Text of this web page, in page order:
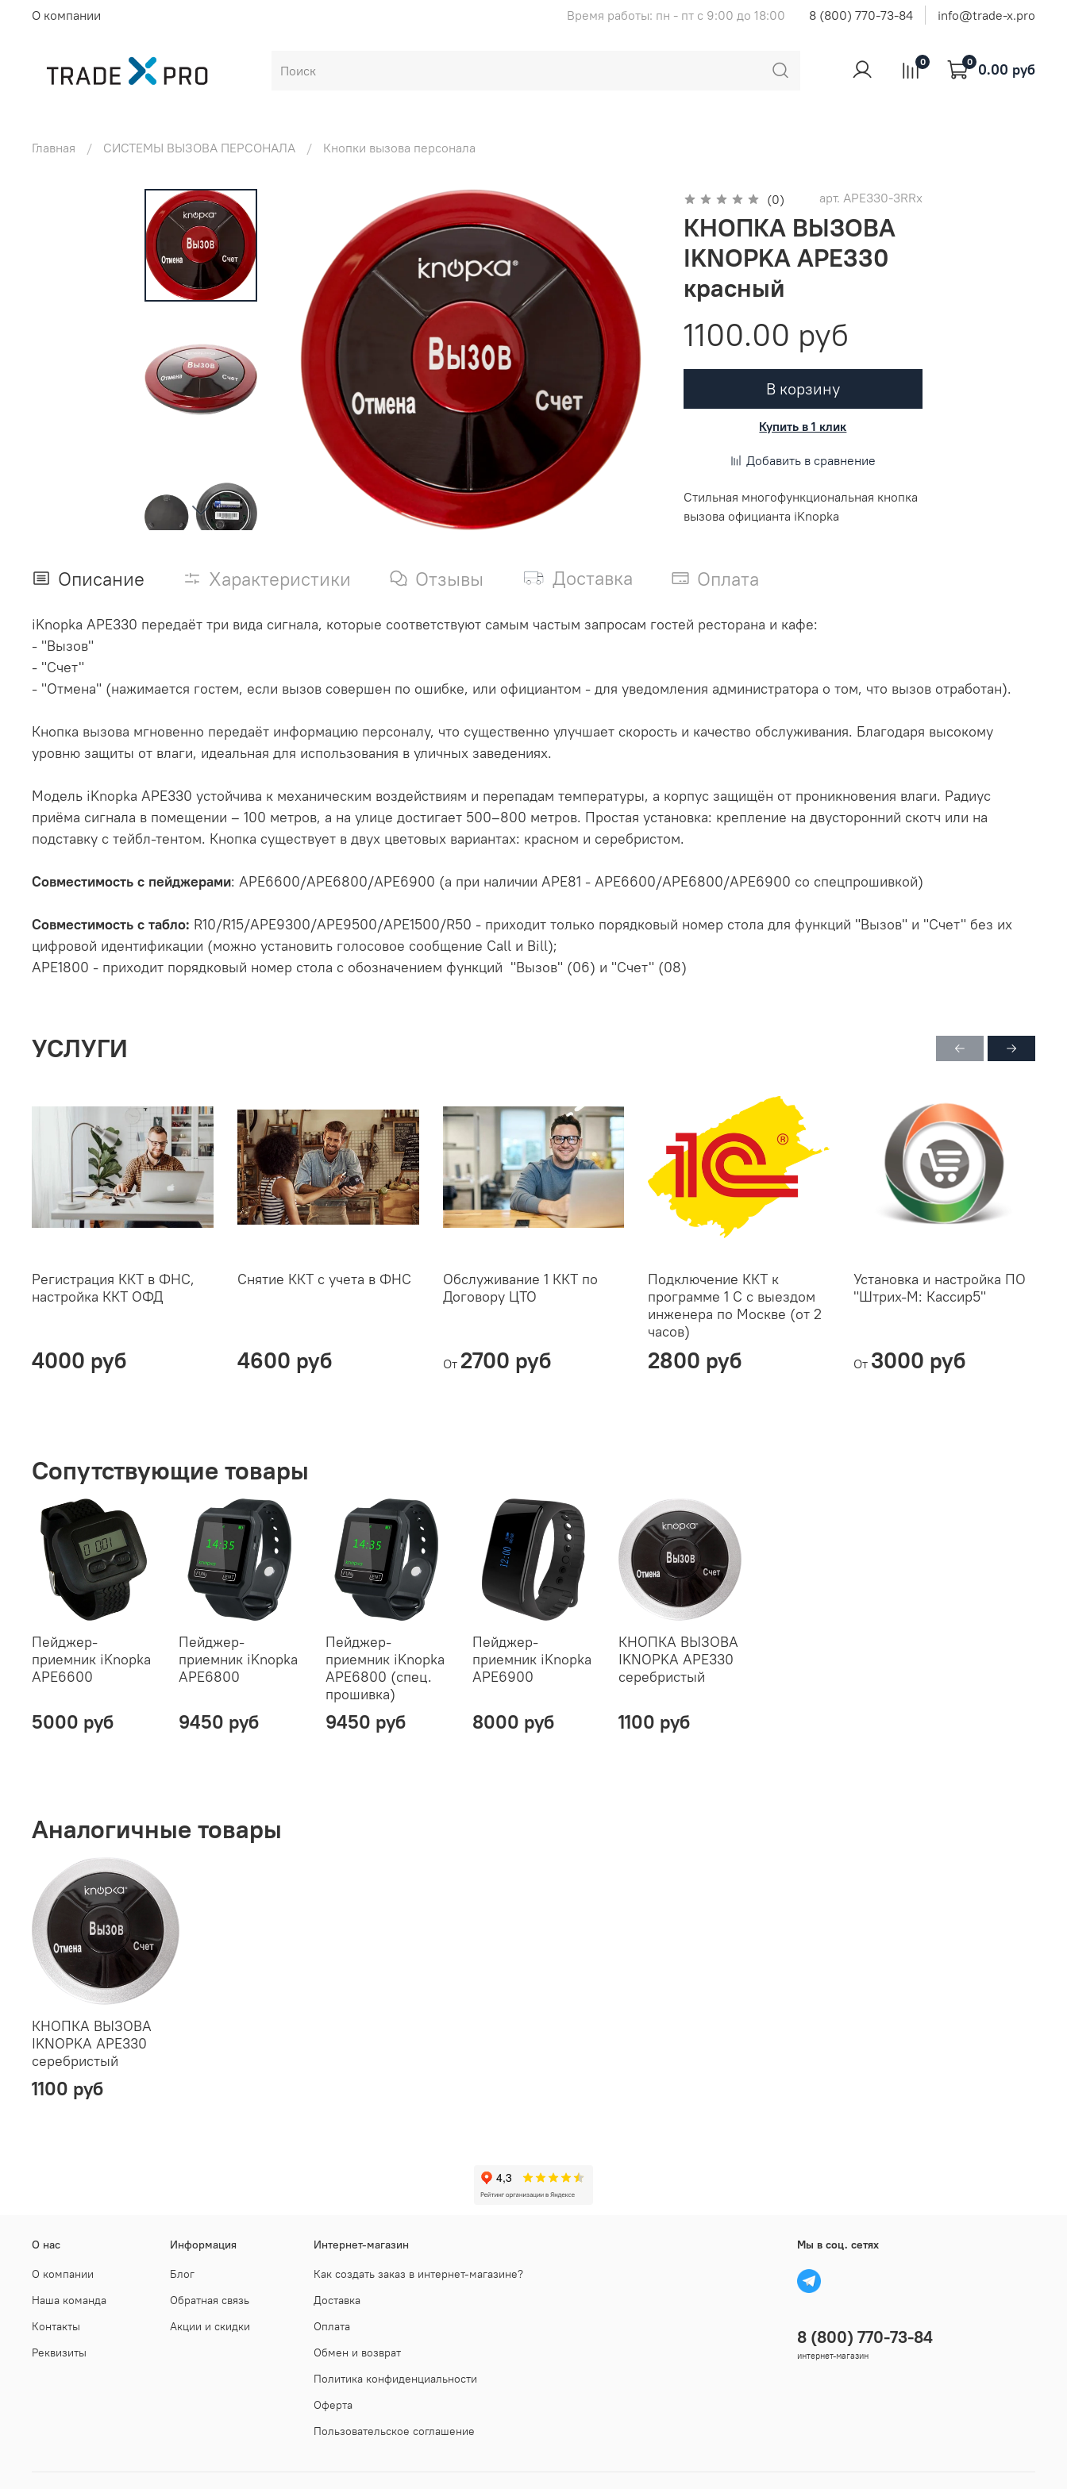
О компании Время работы: пн - пт с 9:00 до 18:00 8 (800) 770-73-84 info@trade-x.pro
0 0 0.00 руб
Главная СИСТЕМЫ ВЫЗОВА ПЕРСОНАЛА Кнопки вызова персонала
(0) арт. APE330-3RRx
КНОПКА ВЫЗОВА
IKNOPKA APE330
красный
1100.00 руб
В корзину
Купить в 1 клик
Добавить в сравнение
Стильная многофункциональная кнопка
вызова официанта iKnopka
Описание Характеристики Отзывы Доставка Оплата
iKnopka APE330 передаёт три вида сигнала, которые соответствуют самым частым запросам гостей ресторана и кафе:
- "Вызов"
- "Счет"
- "Отмена" (нажимается гостем, если вызов совершен по ошибке, или официантом - для уведомления администратора о том, что вызов отработан).
Кнопка вызова мгновенно передаёт информацию персоналу, что существенно улучшает скорость и качество обслуживания. Благодаря высокому
уровню защиты от влаги, идеальная для использования в уличных заведениях.
Модель iKnopka APE330 устойчива к механическим воздействиям и перепадам температуры, а корпус защищён от проникновения влаги. Радиус
приёма сигнала в помещении – 100 метров, а на улице достигает 500–800 метров. Простая установка: крепление на двусторонний скотч или на
подставку с тейбл-тентом. Кнопка существует в двух цветовых вариантах: красном и серебристом.
Совместимость с пейджерами: APE6600/APE6800/APE6900 (а при наличии APE81 - APE6600/APE6800/APE6900 со спецпрошивкой)
Совместимость с табло: R10/R15/APE9300/APE9500/APE1500/R50 - приходит только порядковый номер стола для функций "Вызов" и "Счет" без их
цифровой идентификации (можно установить голосовое сообщение Call и Bill);
APE1800 - приходит порядковый номер стола с обозначением функций "Вызов" (06) и "Счет" (08)
УСЛУГИ
Регистрация ККТ в ФНС,
настройка ККТ ОФД
4000 руб
Снятие ККТ с учета в ФНС
4600 руб
Обслуживание 1 ККТ по
Договору ЦТО
От 2700 руб
Подключение ККТ к
программе 1 С с выездом
инженера по Москве (от 2
часов)
2800 руб
Установка и настройка ПО
"Штрих-М: Кассир5"
От 3000 руб
Сопутствующие товары
Пейджер-
приемник iKnopka
APE6600
5000 руб
Пейджер-
приемник iKnopka
APE6800
9450 руб
Пейджер-
приемник iKnopka
APE6800 (спец.
прошивка)
9450 руб
Пейджер-
приемник iKnopka
APE6900
8000 руб
КНОПКА ВЫЗОВА
IKNOPKA APE330
серебристый
1100 руб
Аналогичные товары
КНОПКА ВЫЗОВА
IKNOPKA APE330
серебристый
1100 руб
О нас
О компании
Наша команда
Контакты
Реквизиты
Информация
Блог
Обратная связь
Акции и скидки
Интернет-магазин
Как создать заказ в интернет-магазине?
Доставка
Оплата
Обмен и возврат
Политика конфиденциальности
Оферта
Пользовательское соглашение
Мы в соц. сетях
8 (800) 770-73-84
интернет-магазин